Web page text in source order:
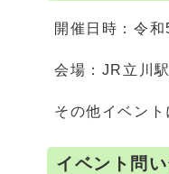
開催日時：令
会場：JR立川
その他イベント
イベント問